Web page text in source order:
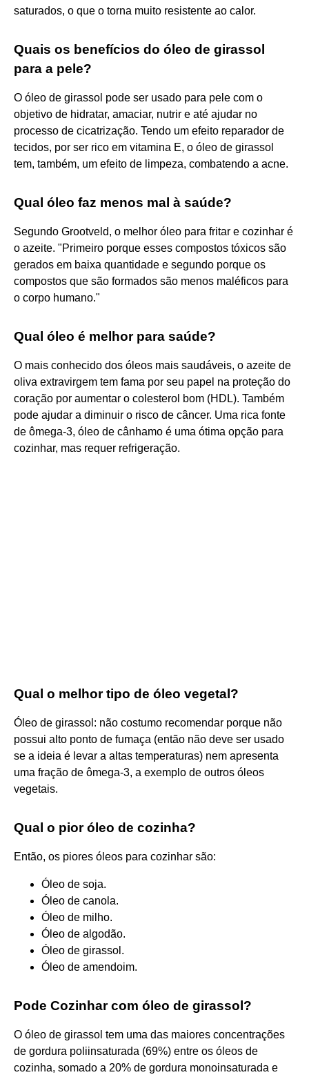
saturados, o que o torna muito resistente ao calor.
Quais os benefícios do óleo de girassol
para a pele?
O óleo de girassol pode ser usado para pele com o
objetivo de hidratar, amaciar, nutrir e até ajudar no
processo de cicatrização. Tendo um efeito reparador de
tecidos, por ser rico em vitamina E, o óleo de girassol
tem, também, um efeito de limpeza, combatendo a acne.
Qual óleo faz menos mal à saúde?
Segundo Grootveld, o melhor óleo para fritar e cozinhar é
o azeite. "Primeiro porque esses compostos tóxicos são
gerados em baixa quantidade e segundo porque os
compostos que são formados são menos maléficos para
o corpo humano."
Qual óleo é melhor para saúde?
O mais conhecido dos óleos mais saudáveis, o azeite de
oliva extravirgem tem fama por seu papel na proteção do
coração por aumentar o colesterol bom (HDL). Também
pode ajudar a diminuir o risco de câncer. Uma rica fonte
de ômega-3, óleo de cânhamo é uma ótima opção para
cozinhar, mas requer refrigeração.
Qual o melhor tipo de óleo vegetal?
Óleo de girassol: não costumo recomendar porque não
possui alto ponto de fumaça (então não deve ser usado
se a ideia é levar a altas temperaturas) nem apresenta
uma fração de ômega-3, a exemplo de outros óleos
vegetais.
Qual o pior óleo de cozinha?
Então, os piores óleos para cozinhar são:
Óleo de soja.
Óleo de canola.
Óleo de milho.
Óleo de algodão.
Óleo de girassol.
Óleo de amendoim.
Pode Cozinhar com óleo de girassol?
O óleo de girassol tem uma das maiores concentrações
de gordura poliinsaturada (69%) entre os óleos de
cozinha, somado a 20% de gordura monoinsaturada e